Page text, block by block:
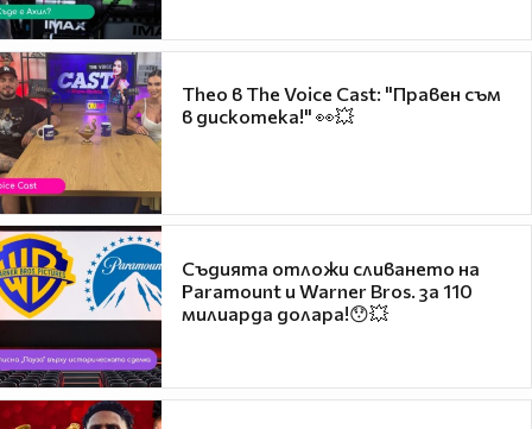
Theo в The Voice Cast: "Правен съм
в дискотека!" 👀💥
Съдията отложи сливането на
Paramount и Warner Bros. за 110
милиарда долара!😯💥